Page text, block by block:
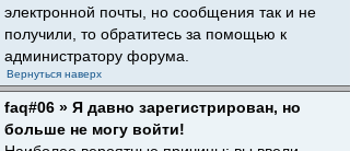
электронной почты, но сообщения так и не
получили, то обратитесь за помощью к
администратору форума.
Вернуться наверх
faq#06 » Я давно зарегистрирован, но
больше не могу войти!